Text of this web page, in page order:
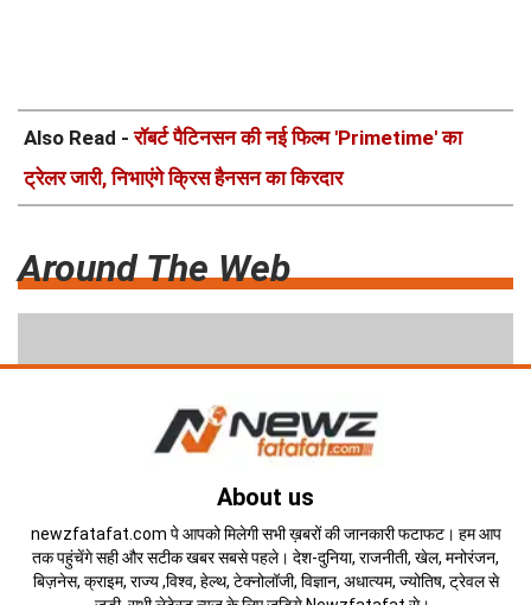
Also Read -रॉबर्ट पैटिनसन की नई फिल्म 'Primetime' का
ट्रेलर जारी, निभाएंगे क्रिस हैनसन का किरदार
Around The Web
About us
newzfatafat.com पे आपको मिलेगी सभी ख़बरों की जानकारी फटाफट। हम आप
तक पहुंचेंगे सही और सटीक खबर सबसे पहले। देश-दुनिया, राजनीती, खेल, मनोरंजन,
बिज़नेस, क्राइम, राज्य ,विश्व, हेल्थ, टेक्नोलॉजी, विज्ञान, अधात्यम, ज्योतिष, ट्रेवल से